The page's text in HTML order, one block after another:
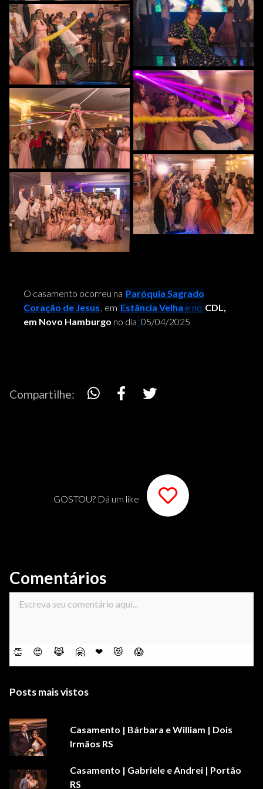
O casamento ocorreu na Paróquia Sagrado
Coração de Jesus , em Estância Velha e no CDL,
em Novo Hamburgo no dia 05/04/2025
Compartilhe:
GOSTOU? Dá um like
Comentários
👏 😍 😹 🤗 ❤ 😻 😱
Posts mais vistos
Casamento | Bárbara e William | Dois
Irmãos RS
Casamento | Gabriele e Andrei | Portão
RS